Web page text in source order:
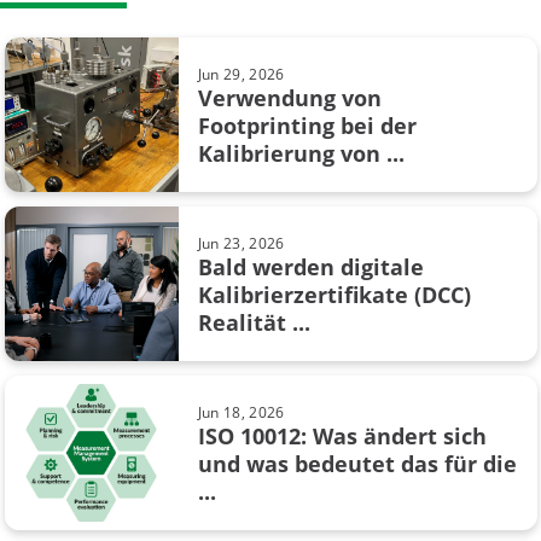
Kalibriertrends
Kalibrierung in Feinchemikalienindustrie
Kalibriervorgängen
Kaltstellenkompensation
Kompensationsmethoden
Manometerkalibrierung
Messtechnik
Messunsicherheit
Ohmsches Gesetz
Prozessautomatisierung
Jun 06, 2018
Die Grundlagen der
Druckeinheiten und ...
Apr 28, 2021
Temperaturschalter kalibrieren –
so funktioniert’s
Jul 08, 2019
Waagenkalibrierung - Wie man
Waagen kalibriert
Jun 29, 2026
Verwendung von
Footprinting bei der
Kalibrierung von ...
Jun 23, 2026
Bald werden digitale
Kalibrierzertifikate (DCC)
Realität ...
Jun 18, 2026
ISO 10012: Was ändert sich
und was bedeutet das für die
...